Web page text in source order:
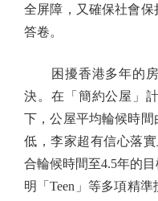
全屏障，又確保社會
答卷。
困擾香港多年的房
決。在「簡約公屋」
下，公屋平均輪候時間
低，李家超有信心落
合輪候時間至4.5年的
明「Teen」等多項精